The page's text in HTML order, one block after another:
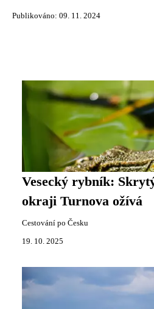
Publikováno: 09. 11. 2024
Vesecký rybník:
okraji Turnova ožívá
Cestování po Česku
19. 10. 2025